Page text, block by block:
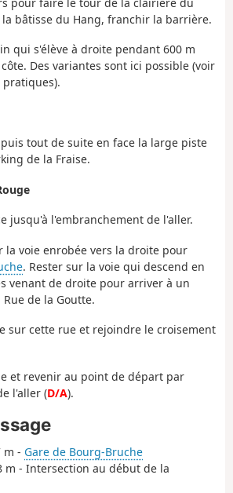
bâtisse du Hang, franchir la barrière.
qui s'élève à droite pendant 600 m
Des variantes sont ici possible (voir
tout de suite en face la large piste
de la Fraise.
jusqu'à l'embranchement de l'aller.
la voie enrobée vers la droite pour
. Rester sur la voie qui descend en
venant de droite pour arriver à un
de la Goutte.
sur cette rue et rejoindre le croisement
et revenir au point de départ par
l'aller (D/A).
m - Gare de Bourg-Bruche
m - Intersection au début de la